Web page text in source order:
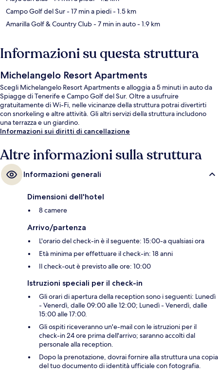
Campo Golf del Sur- 17 min a piedi- 1.5 km
Amarilla Golf & Country Club- 7 min in auto- 1.9 km
Informazioni su questa struttura
Michelangelo Resort Apartments
Scegli Michelangelo Resort Apartments e alloggia a 5 minuti in auto da
Spiagge di Tenerife e Campo Golf del Sur. Oltre a usufruire
gratuitamente di Wi-Fi, nelle vicinanze della struttura potrai divertirti
con snorkeling e altre attività. Gli altri servizi della struttura includono
una terrazza e un giardino.
Informazioni sui diritti di cancellazione
Altre informazioni sulla struttura
Informazioni generali
Dimensioni dell'hotel
8 camere
Arrivo/partenza
L'orario del check-in è il seguente: 15:00-a qualsiasi ora
Età minima per effettuare il check-in: 18 anni
Il check-out è previsto alle ore: 10:00
Istruzioni speciali per il check-in
Gli orari di apertura della reception sono i seguenti: Lunedì
- Venerdì, dalle 09:00 alle 12:00; Lunedì - Venerdì, dalle
15:00 alle 17:00.
Gli ospiti riceveranno un'e-mail con le istruzioni per il
check-in 24 ore prima dell'arrivo; saranno accolti dal
personale alla reception.
Dopo la prenotazione, dovrai fornire alla struttura una copia
del tuo documento di identità ufficiale con fotografia.